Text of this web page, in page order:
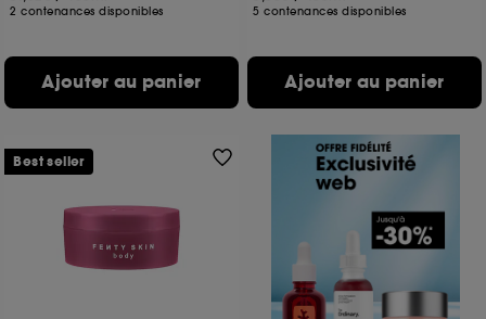
2 contenances disponibles
Ajouter au panier
5 contenances disponibles
Ajouter au panier
Best seller